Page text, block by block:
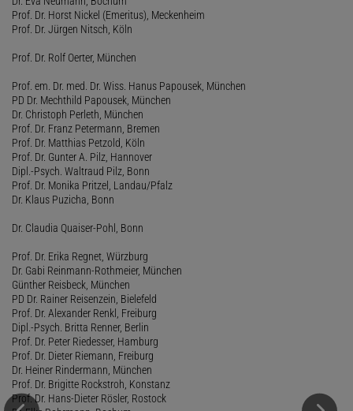
Prof. Dr. Horst Nickel (Emeritus), Meckenheim
Prof. Dr. Jürgen Nitsch, Köln
Prof. Dr. Rolf Oerter, München
Prof. em. Dr. med. Dr. Wiss. Hanus Papousek, München
PD Dr. Mechthild Papousek, München
Dr. Christoph Perleth, München
Prof. Dr. Franz Petermann, Bremen
Prof. Dr. Matthias Petzold, Köln
Prof. Dr. Gunter A. Pilz, Hannover
Dipl.-Psych. Waltraud Pilz, Bonn
Prof. Dr. Monika Pritzel, Landau/Pfalz
Dr. Klaus Puzicha, Bonn
Dr. Claudia Quaiser-Pohl, Bonn
Prof. Dr. Erika Regnet, Würzburg
Dr. Gabi Reinmann-Rothmeier, München
Günther Reisbeck, München
PD Dr. Rainer Reisenzein, Bielefeld
Prof. Dr. Alexander Renkl, Freiburg
Dipl.-Psych. Britta Renner, Berlin
Prof. Dr. Peter Riedesser, Hamburg
Prof. Dr. Dieter Riemann, Freiburg
Dr. Heiner Rindermann, München
Prof. Dr. Brigitte Rockstroh, Konstanz
Prof. Dr. Hans-Dieter Rösler, Rostock